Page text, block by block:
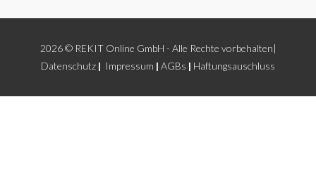
2026© REKIT Online GmbH - Alle Rechte vorbehalten|
Datenschutz | Impressum | AGBs | Haftungsauschluss